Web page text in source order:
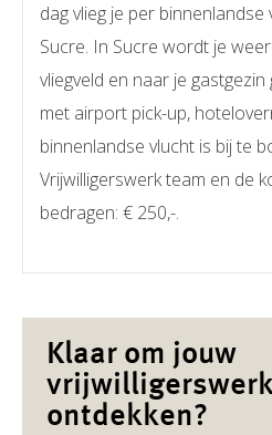
dag vlieg je per
Sucre. In Sucre wordt je
vliegveld en naar je
met airport pick-up,
binnenlandse vlucht is bij te
Vrijwilligerswerk team en de
bedragen: € 250,-.
Klaar om jouw
ontdekken?